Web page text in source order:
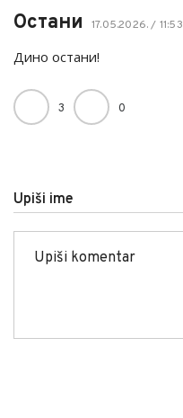
Остани 17.05.2026. / 11:53
Дино остани!
3 0
Upiši ime